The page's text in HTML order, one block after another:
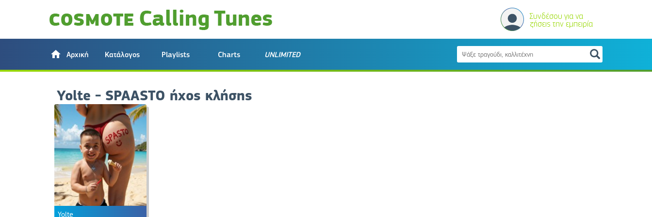
Συνδέσου για να
ζήσεις την εμπειρία
Αρχική Κατάλογος Playlists Charts UNLIMITED
Yolte - SPAASTO ήχος κλήσης
Yolte